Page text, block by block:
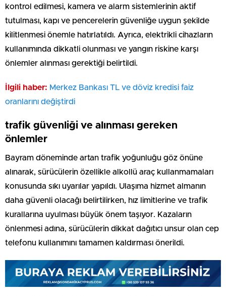
kontrol edilmesi, kamera ve alarm sistemlerinin aktif
tutulması, kapı ve pencerelerin güvenliğe uygun şekilde
kilitlenmesi önemle hatırlatıldı. Ayrıca, elektrikli cihazların
kullanımında dikkatli olunması ve yangın riskine karşı
önlemler alınması gerektiği belirtildi.
İlgili haber: Merkez Bankası TL ve döviz kredisi faiz
oranlarını değiştirdi
trafik güvenliği ve alınması gereken
önlemler
Bayram döneminde artan trafik yoğunluğu göz önüne
alınarak, sürücülerin özellikle alkollü araç kullanmamaları
konusunda sıkı uyarılar yapıldı. Ulaşıma hizmet almanın
daha güvenli olacağı belirtilirken, hız limitlerine ve trafik
kurallarına uyulması büyük önem taşıyor. Kazaların
önlenmesi adına, sürücülerin dikkat dağıtıcı unsur olan cep
telefonu kullanımını tamamen kaldırması önerildi.